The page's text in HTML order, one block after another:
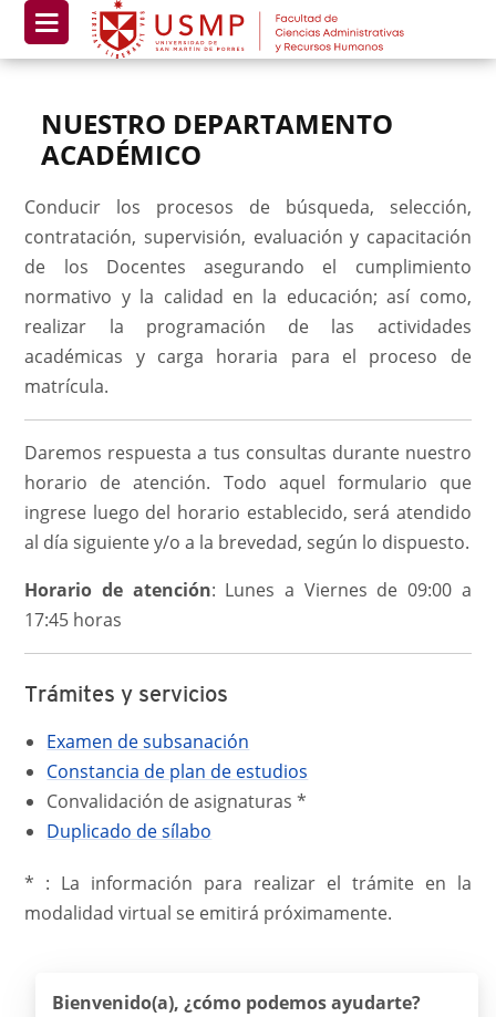
NUESTRO DEPARTAMENTO
ACADÉMICO
Conducir los procesos de búsqueda, selección,
contratación, supervisión, evaluación y capacitación
de los Docentes asegurando el cumplimiento
normativo y la calidad en la educación; así como,
realizar la programación de las actividades
académicas y carga horaria para el proceso de
matrícula.
Daremos respuesta a tus consultas durante nuestro
horario de atención. Todo aquel formulario que
ingrese luego del horario establecido, será atendido
al día siguiente y/o a la brevedad, según lo dispuesto.
Horario de atención: Lunes a Viernes de 09:00 a
17:45 horas
Trámites y servicios
Examen de subsanación
Constancia de plan de estudios
Convalidación de asignaturas *
Duplicado de sílabo
* : La información para realizar el trámite en la
modalidad virtual se emitirá próximamente.
Bienvenido(a), ¿cómo podemos ayudarte?